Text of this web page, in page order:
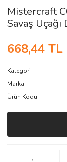
Mistercraft
Savaş
668,44 TL
Kategori
Marka
Ürün Kodu